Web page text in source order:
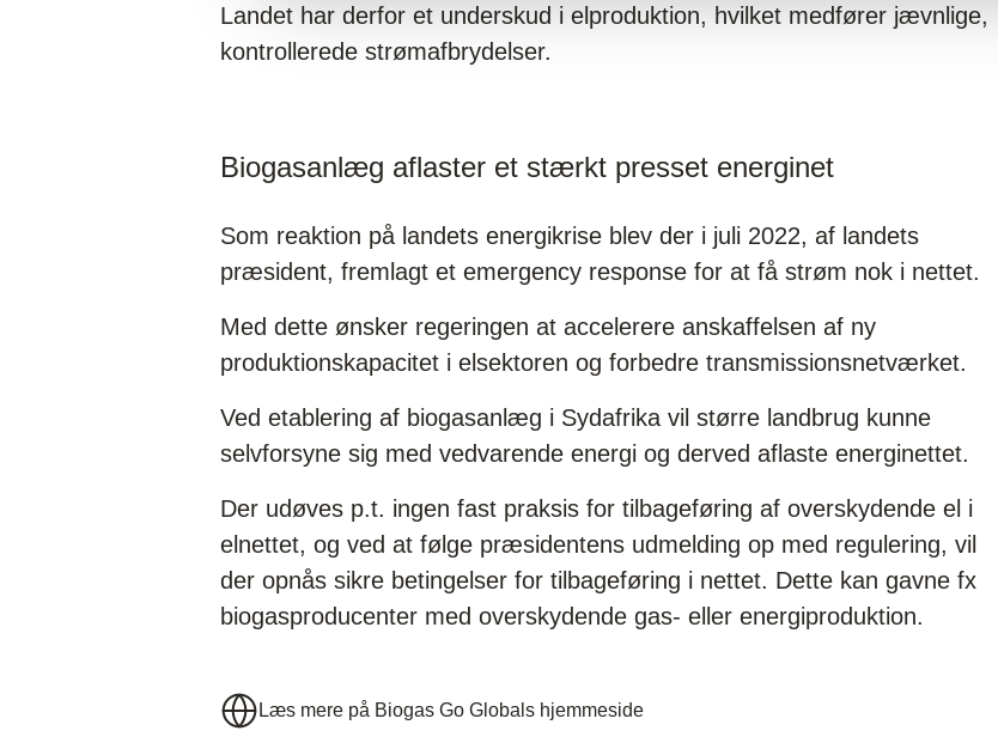
Landet har derfor et underskud i elproduktion, hvilket medfører jævnlige,
kontrollerede strømafbrydelser.
Biogasanlæg aflaster et stærkt presset energinet
Som reaktion på landets energikrise blev der i juli 2022, af landets
præsident, fremlagt et emergency response for at få strøm nok i nettet.
Med dette ønsker regeringen at accelerere anskaffelsen af ny
produktionskapacitet i elsektoren og forbedre transmissionsnetværket.
Ved etablering af biogasanlæg i Sydafrika vil større landbrug kunne
selvforsyne sig med vedvarende energi og derved aflaste energinettet.
Der udøves p.t. ingen fast praksis for tilbageføring af overskydende el i
elnettet, og ved at følge præsidentens udmelding op med regulering, vil
der opnås sikre betingelser for tilbageføring i nettet. Dette kan gavne fx
biogasproducenter med overskydende gas- eller energiproduktion.
Læs mere på Biogas Go Globals hjemmeside